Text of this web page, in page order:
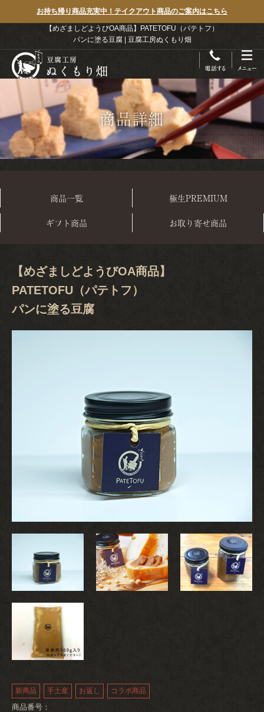
お持ち帰り商品充実中！テイクアウト商品のご案内はこちら
【めざましどようびOA商品】PATETOFU（パテトフ）
パンに塗る豆腐 | 豆腐工房ぬくもり畑
商品詳細
商品一覧 極生PREMIUM
ギフト商品 お取り寄せ商品
【めざましどようびOA商品】
PATETOFU（パテトフ）
パンに塗る豆腐
新商品 手土産 お返し コラボ商品
商品番号：